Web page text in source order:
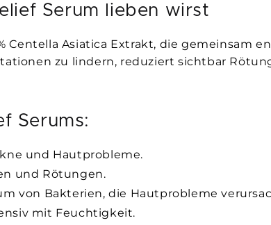
Serum lieben wirst
Centella Asiatica Extrakt, die
zu lindern, reduziert sichtbar
Serums:
und Hautprobleme.
und Rötungen.
von Bakterien, die Hautprobleme
mit Feuchtigkeit.